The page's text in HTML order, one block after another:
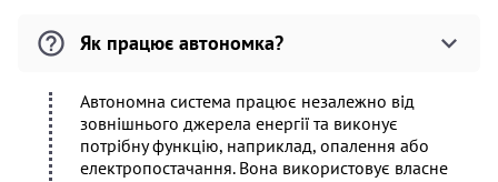
Як працює автономка?
Автономна система працює незалежно від
зовнішнього джерела енергії та виконує
потрібну функцію, наприклад, опалення або
електропостачання. Вона використовує власне